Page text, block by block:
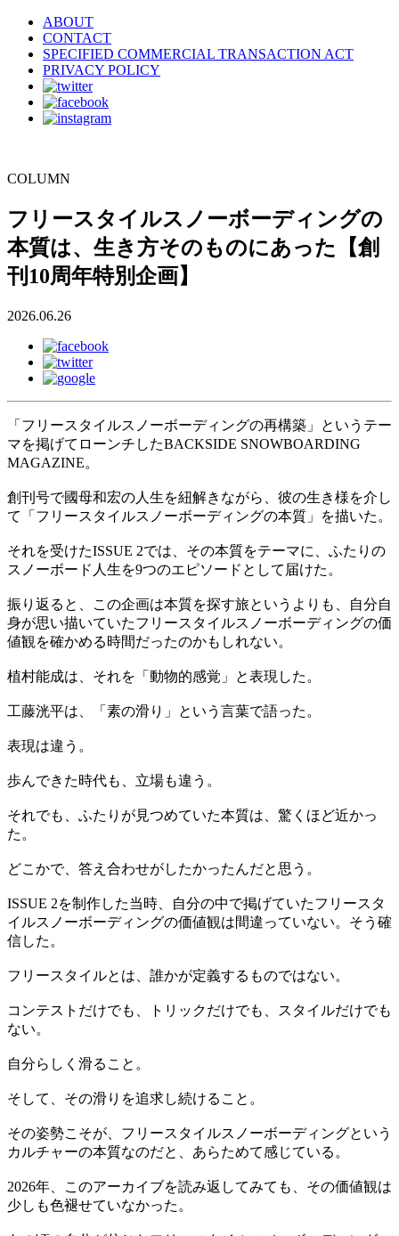
ABOUT
CONTACT
SPECIFIED COMMERCIAL TRANSACTION ACT
PRIVACY POLICY
COLUMN
フリースタイルスノーボーディングの
本質は、生き方そのものにあった【創
刊10周年特別企画】
2026.06.26
「フリースタイルスノーボーディングの再構築」というテー
マを掲げてローンチしたBACKSIDE SNOWBOARDING
MAGAZINE。
創刊号で國母和宏の人生を紐解きながら、彼の生き様を介し
て「フリースタイルスノーボーディングの本質」を描いた。
それを受けたISSUE 2では、その本質をテーマに、ふたりの
スノーボード人生を9つのエピソードとして届けた。
振り返ると、この企画は本質を探す旅というよりも、自分自
身が思い描いていたフリースタイルスノーボーディングの価
値観を確かめる時間だったのかもしれない。
植村能成は、それを「動物的感覚」と表現した。
工藤洸平は、「素の滑り」という言葉で語った。
表現は違う。
歩んできた時代も、立場も違う。
それでも、ふたりが見つめていた本質は、驚くほど近かっ
た。
どこかで、答え合わせがしたかったんだと思う。
ISSUE 2を制作した当時、自分の中で掲げていたフリースタ
イルスノーボーディングの価値観は間違っていない。そう確
信した。
フリースタイルとは、誰かが定義するものではない。
コンテストだけでも、トリックだけでも、スタイルだけでも
ない。
自分らしく滑ること。
そして、その滑りを追求し続けること。
その姿勢こそが、フリースタイルスノーボーディングという
カルチャーの本質なのだと、あらためて感じている。
2026年、このアーカイブを読み返してみても、その価値観は
少しも色褪せていなかった。